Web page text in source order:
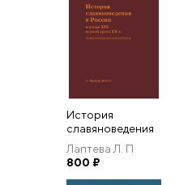
История
славяноведения
в России в конце
XIX — первой
трети XX в.
Лаптева Л. П
800 ₽